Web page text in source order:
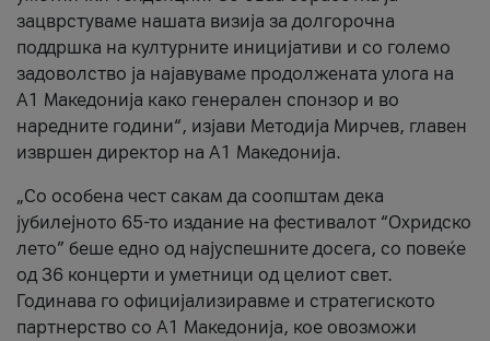
зацврстуваме нашата визија за долгорочна
поддршка на културните иницијативи и со големо
задоволство ја најавуваме продолжената улога на
A1 Македонија како генерален спонзор и во
наредните години“, изјави Методија Мирчев, главен
извршен директор на A1 Македонија.
„Со особена чест сакам да соопштам дека
јубилејното 65-то издание на фестивалот “Охридско
лето” беше едно од најуспешните досега, со повеќе
од 36 концерти и уметници од целиот свет.
Годинава го официјализиравме и стратегиското
партнерство со А1 Македонија, кое овозможи